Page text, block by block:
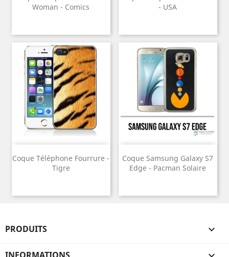
Woman - Comics
- USA
Coque Téléphone Fourrure -
Tigre
Coque Samsung Galaxy S7
Edge - Pacman Solaire
PRODUITS 